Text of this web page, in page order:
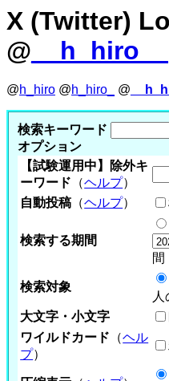
X (Twitter)
@ __h_hiro__
@h_hiro @h_hiro_ @
検索キーワード
オプション
【試験運用中】除外キ
ーワード （ヘルプ）
自動投稿 （ヘルプ）
検索する期間
間
検索対象
大文字・小文字
ワイルドカード （ヘル
プ）